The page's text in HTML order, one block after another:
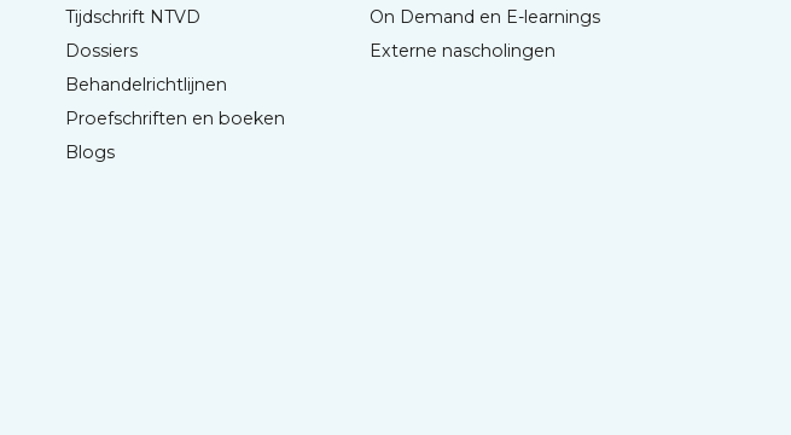
Tijdschrift NTVD
Dossiers
Behandelrichtlijnen
Proefschriften en boeken
Blogs
On Demand en E-learnings
Externe nascholingen